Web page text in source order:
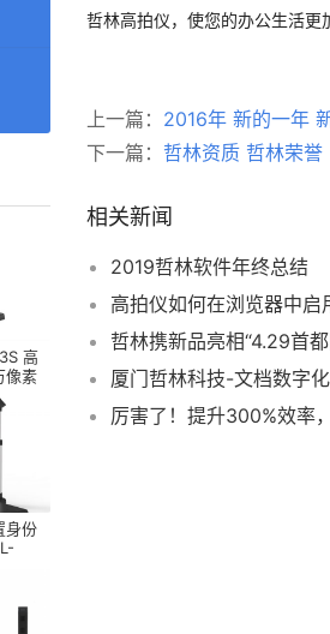
哲林高拍仪，使您的办公生活更
上一篇： 2016年 新的一年
下一篇： 哲林资质 哲林荣誉
相关新闻
2019哲林软件年终总结
高拍仪如何在浏览器中启
哲林携新品亮相“4.29首
厦门哲林科技-文档数字
高
像素
身份